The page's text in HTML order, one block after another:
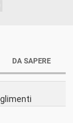
DA SAPERE